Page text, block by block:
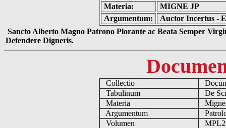
Materia:
MIGNE JP
Argumentum:
Auctor Incertus -
Sancto Alberto Magno Patrono Plorante ac Beata Semper
Defendere Digneris.
Collectio
Tabulinum
De
Materia
Argumentum
Volumen